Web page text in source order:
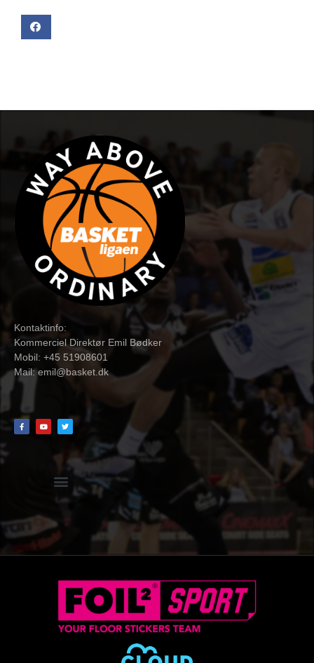
Kontaktinfo:
Kommerciel Direktør Emil Bødker
Mobil: +45 51908601
Mail:emil@basket.dk